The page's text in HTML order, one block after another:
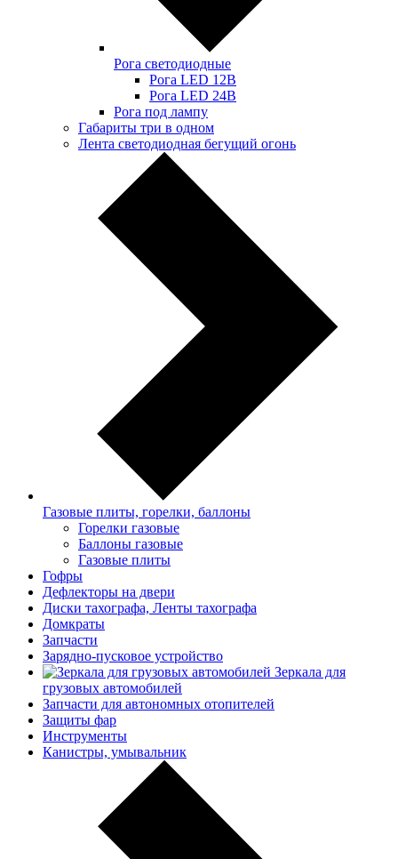
Рога светодиодные
Рога LED 12В
Рога LED 24В
Рога под лампу
Габариты три в одном
Лента светодиодная бегущий огонь
Газовые плиты, горелки, баллоны
Горелки газовые
Баллоны газовые
Газовые плиты
Гофры
Дефлекторы на двери
Диски тахографа, Ленты тахографа
Домкраты
Запчасти
Зарядно-пусковое устройство
Зеркала для
грузовых автомобилей
Запчасти для автономных отопителей
Защиты фар
Инструменты
Канистры, умывальник